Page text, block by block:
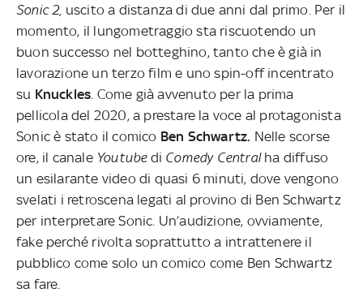
Sonic 2, uscito a distanza di due anni dal primo. Per il
momento, il lungometraggio sta riscuotendo un
buon successo nel botteghino, tanto che è già in
lavorazione un terzo film e uno spin-off incentrato
su Knuckles . Come già avvenuto per la prima
pellicola del 2020, a prestare la voce al protagonista
Sonic è stato il comico Ben Schwartz. Nelle scorse
ore, il canale Youtubedi Comedy Centralha diffuso
un esilarante video di quasi 6 minuti, dove vengono
svelati i retroscena legati al provino di Ben Schwartz
per interpretare Sonic. Un’audizione, ovviamente,
fake perché rivolta soprattutto a intrattenere il
pubblico come solo un comico come Ben Schwartz
sa fare.